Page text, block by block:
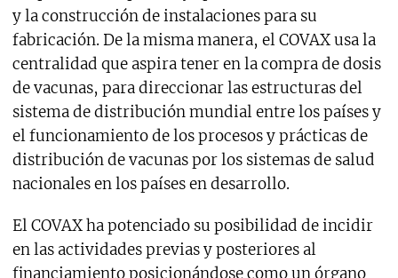
y la construcción de instalaciones para su
fabricación. De la misma manera, el COVAX usa la
centralidad que aspira tener en la compra de dosis
de vacunas, para direccionar las estructuras del
sistema de distribución mundial entre los países y
el funcionamiento de los procesos y prácticas de
distribución de vacunas por los sistemas de salud
nacionales en los países en desarrollo.
El COVAX ha potenciado su posibilidad de incidir
en las actividades previas y posteriores al
financiamiento posicionándose como un órgano